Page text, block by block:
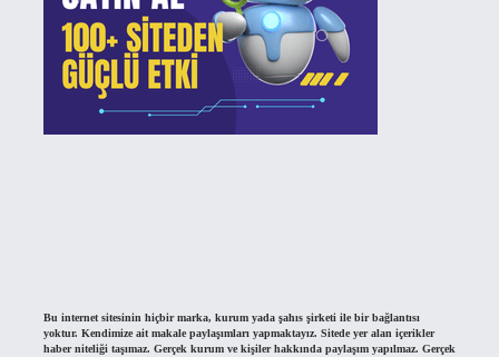
Bu internet sitesinin hiçbir marka, kurum yada şahıs şirketi ile bir bağlantısı
yoktur. Kendimize ait makale paylaşımları yapmaktayız. Sitede yer alan içerikler
haber niteliği taşımaz. Gerçek kurum ve kişiler hakkında paylaşım yapılmaz. Gerçek